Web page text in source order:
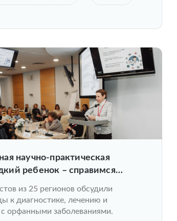
научно-практическая
ребенок – справимся
Нижнем Новгороде
из 25 регионов обсудили
к диагностике, лечению и
орфанными заболеваниями.